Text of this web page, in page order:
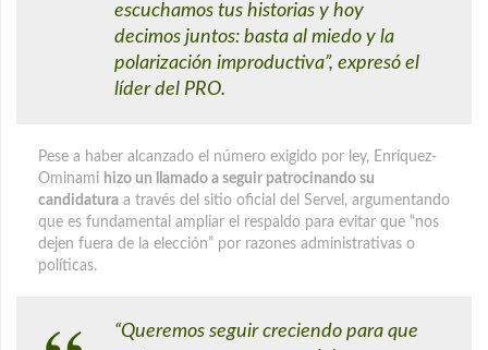
escuchamos tus historias y hoy
decimos juntos: basta al miedo y la
polarización improductiva”, expresó el
líder del PRO.
Pese a haber alcanzado el número exigido por ley, Enríquez-
Ominami hizo un llamado a seguir patrocinando su
candidatura a través del sitio oficial del Servel, argumentando
que es fundamental ampliar el respaldo para evitar que “nos
dejen fuera de la elección” por razones administrativas o
políticas.
“Queremos seguir creciendo para que